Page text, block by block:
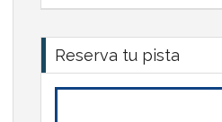
Reserva tu pista